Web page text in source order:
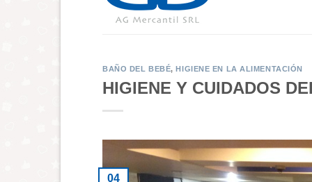
BAÑO DEL BEBÉ,HIGIENE EN LA ALIMENTACIÓN
HIGIENE Y CUIDADOS
04